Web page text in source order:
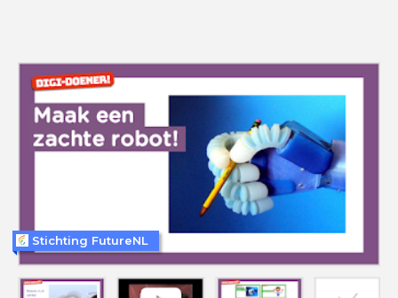
Stichting FutureNL